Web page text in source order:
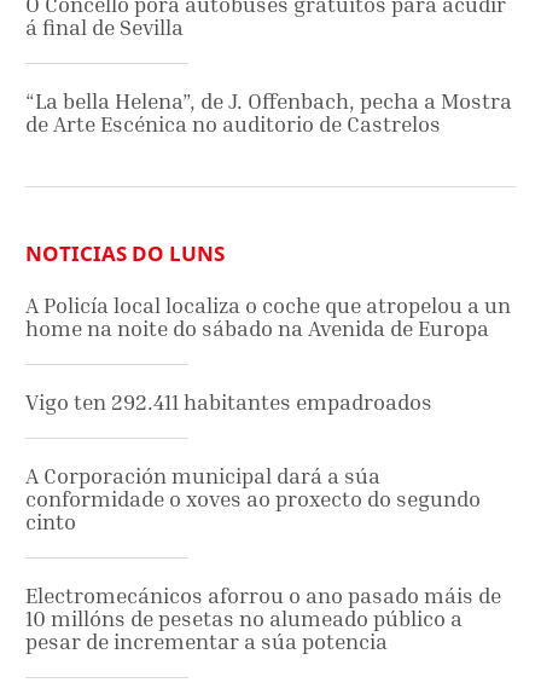
á final de Sevilla
“La bella Helena”, de J. Offenbach, pecha a Mostra
de Arte Escénica no auditorio de Castrelos
NOTICIAS DO LUNS
A Policía local localiza o coche que atropelou a un
home na noite do sábado na Avenida de Europa
Vigo ten 292.411 habitantes empadroados
A Corporación municipal dará a súa
conformidade o xoves ao proxecto do segundo
cinto
Electromecánicos aforrou o ano pasado máis de
10 millóns de pesetas no alumeado público a
pesar de incrementar a súa potencia